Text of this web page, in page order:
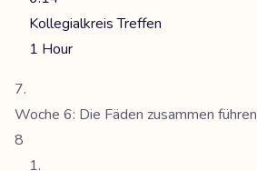
Kollegialkreis Treffen
1 Hour
Woche 6: Die Fäden zusammen führen
8